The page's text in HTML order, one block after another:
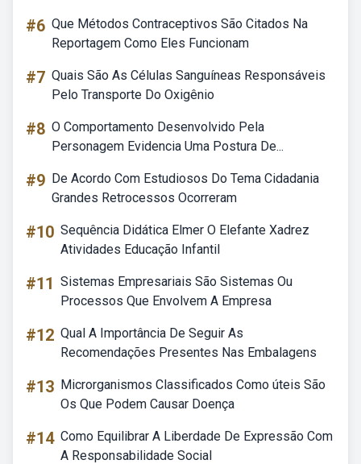
#6 Que Métodos Contraceptivos São Citados Na
Reportagem Como Eles Funcionam
#7 Quais São As Células Sanguíneas Responsáveis
Pelo Transporte Do Oxigênio
#8 O Comportamento Desenvolvido Pela
Personagem Evidencia Uma Postura De...
#9 De Acordo Com Estudiosos Do Tema Cidadania
Grandes Retrocessos Ocorreram
#10 Sequência Didática Elmer O Elefante Xadrez
Atividades Educação Infantil
#11 Sistemas Empresariais São Sistemas Ou
Processos Que Envolvem A Empresa
#12 Qual A Importância De Seguir As
Recomendações Presentes Nas Embalagens
#13 Microrganismos Classificados Como úteis São
Os Que Podem Causar Doença
#14 Como Equilibrar A Liberdade De Expressão Com
A Responsabilidade Social